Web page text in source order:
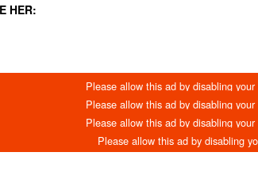
HER: